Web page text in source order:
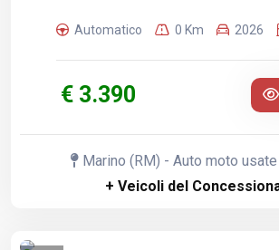
Automatico 0 Km 2026
€ 3.390
Marino (RM) - Auto moto usate
+ Veicoli del